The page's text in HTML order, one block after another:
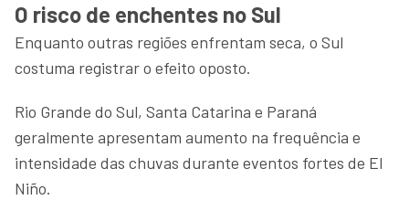
O risco de enchentes no Sul
Enquanto outras regiões enfrentam seca, o Sul
costuma registrar o efeito oposto.
Rio Grande do Sul, Santa Catarina e Paraná
geralmente apresentam aumento na frequência e
intensidade das chuvas durante eventos fortes de El
Niño.